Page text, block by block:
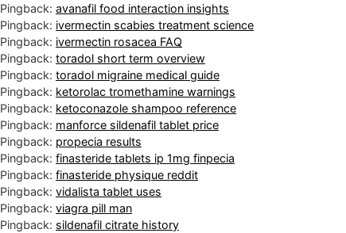
Pingback: avanafil food interaction insights
Pingback: ivermectin scabies treatment science
Pingback: ivermectin rosacea FAQ
Pingback: toradol short term overview
Pingback: toradol migraine medical guide
Pingback: ketorolac tromethamine warnings
Pingback: ketoconazole shampoo reference
Pingback: manforce sildenafil tablet price
Pingback: propecia results
Pingback: finasteride tablets ip 1mg finpecia
Pingback: finasteride physique reddit
Pingback: vidalista tablet uses
Pingback: viagra pill man
Pingback: sildenafil citrate history